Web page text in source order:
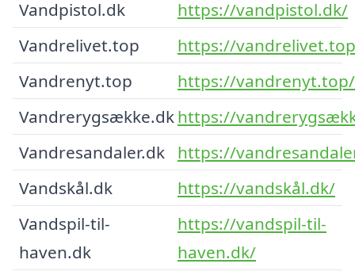
Vandpistol.dk
https://vandpistol.dk/
Vandrelivet.top
https://
Vandrenyt.top
https://vandrenyt.top/
Vandrerygsække.dkhttps://
Vandresandaler.dk
https://
Vandskål.dk
https://vandskål.dk/
Vandspil-til-
haven.dk
https://vandspil-til-
haven.dk/